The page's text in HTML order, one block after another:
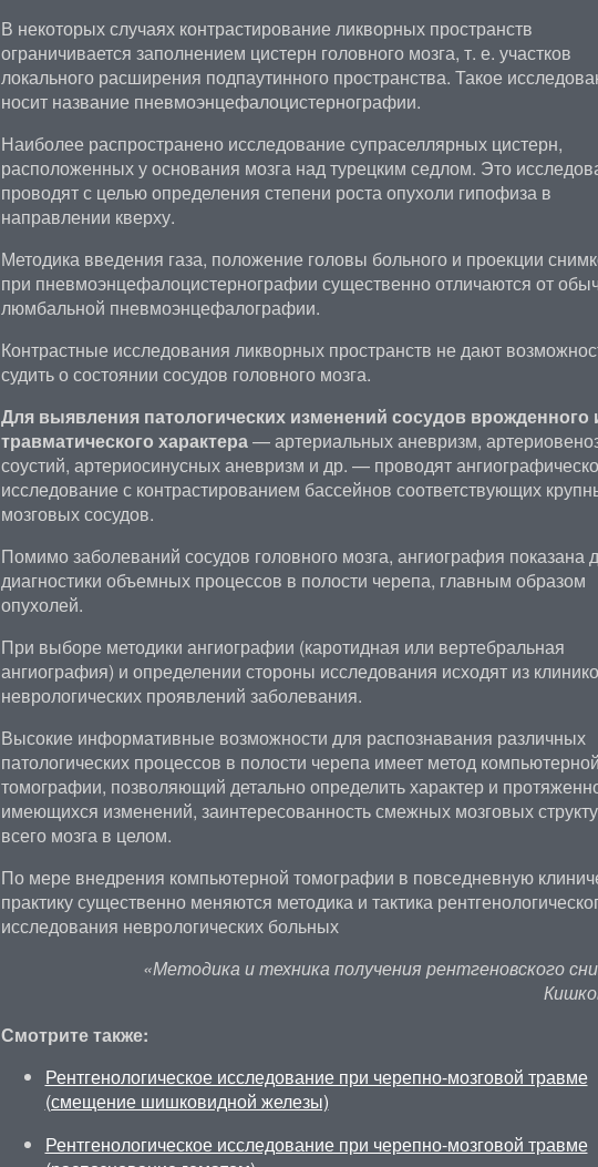
В некоторых случаях контрастирование ликворных пространств
ограничивается заполнением цистерн головного мозга, т. е. участков
локального расширения подпаутинного пространства. Такое
носит название пневмоэнцефалоцистернографии.
Наиболее распространено исследование супраселлярных цистерн,
расположенных у основания мозга над турецким седлом. Это
проводят с целью определения степени роста опухоли гипофиза в
направлении кверху.
Методика введения газа, положение головы больного и проекции
при пневмоэнцефалоцистернографии существенно отличаются от
люмбальной пневмоэнцефалографии.
Контрастные исследования ликворных пространств не дают
судить о состоянии сосудов головного мозга.
Для выявления патологических изменений сосудов врожденного
травматического характера— артериальных аневризм,
соустий, артериосинусных аневризм и др. — проводят
исследование с контрастированием бассейнов соответствующих
мозговых сосудов.
Помимо заболеваний сосудов головного мозга, ангиография показана
диагностики объемных процессов в полости черепа, главным образом
опухолей.
При выборе методики ангиографии (каротидная или вертебральная
ангиография) и определении стороны исследования исходят из
неврологических проявлений заболевания.
Высокие информативные возможности для распознавания различных
патологических процессов в полости черепа имеет метод компьютерной
томографии, позволяющий детально определить характер и
имеющихся изменений, заинтересованность смежных мозговых
всего мозга в целом.
По мере внедрения компьютерной томографии в повседневную
практику существенно меняются методика и тактика
исследования неврологических больных
«Методика и техника получения рентгеновского
Смотрите также:
Рентгенологическое исследование при черепно-мозговой травме
(смещение шишковидной железы)
Рентгенологическое исследование при черепно-мозговой травме